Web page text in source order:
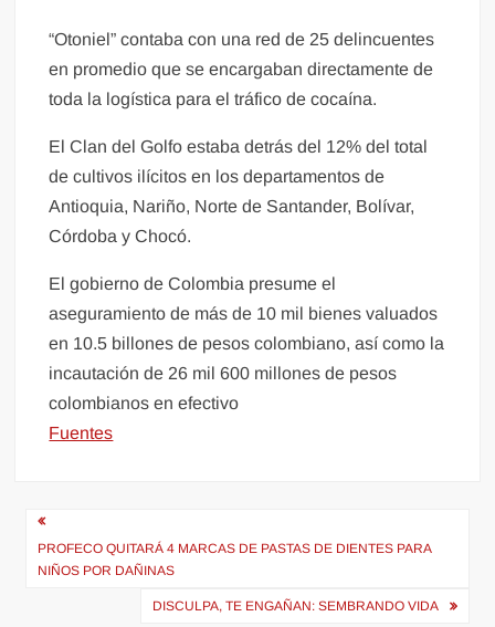
“Otoniel” contaba con una red de 25 delincuentes
en promedio que se encargaban directamente de
toda la logística para el tráfico de cocaína.
El Clan del Golfo estaba detrás del 12% del total
de cultivos ilícitos en los departamentos de
Antioquia, Nariño, Norte de Santander, Bolívar,
Córdoba y Chocó.
El gobierno de Colombia presume el
aseguramiento de más de 10 mil bienes valuados
en 10.5 billones de pesos colombiano, así como la
incautación de 26 mil 600 millones de pesos
colombianos en efectivo
Fuentes
Navegación
de
PROFECO QUITARÁ 4 MARCAS DE PASTAS DE DIENTES PARA
NIÑOS POR DAÑINAS
DISCULPA, TE ENGAÑAN: SEMBRANDO VIDA